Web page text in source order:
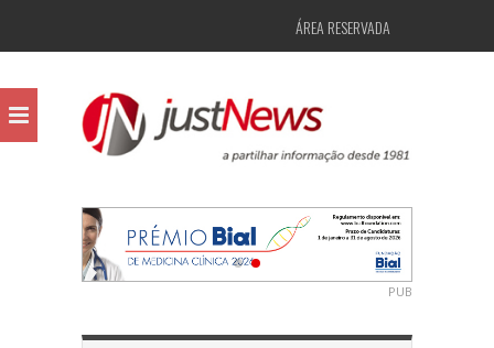
ÁREA RESERVADA
PUB